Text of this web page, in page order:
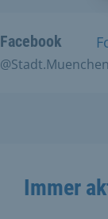
Facebook
@Stadt.Muenchen
Immer